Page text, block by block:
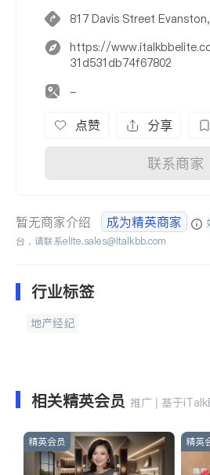
817 Davis Street
https://
31d531db74f67802
-
点赞 分享
联系商家
暂无商家介绍 成为精英商家
台，请联系elite.sales@italkbb.com
行业标签
地产经纪
相关精英会员 推广 | 基于
精英会员 精英